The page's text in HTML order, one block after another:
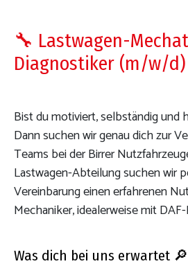
🔧 Lastwagen-
Diagnostiker (m/w/
Bist du motiviert, selbständig und
Dann suchen wir genau dich zur
Teams bei der Birrer
Lastwagen-Abteilung suchen wir
Vereinbarung einen erfahrenen
Mechaniker, idealerweise mit
Was dich bei uns erwartet 🔎